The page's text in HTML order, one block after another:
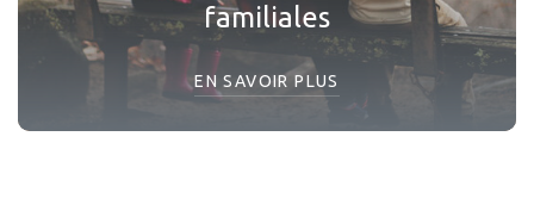
familiales
EN SAVOIR PLUS